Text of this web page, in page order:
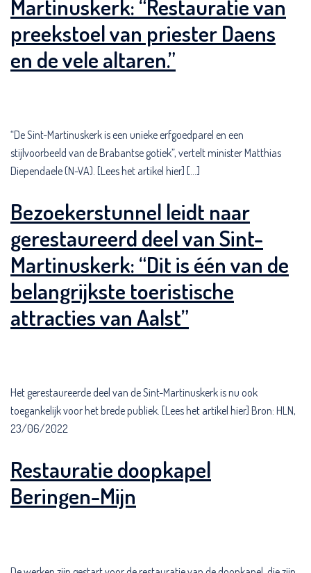
Martinuskerk: “Restauratie van
preekstoel van priester Daens
en de vele altaren.”
“De Sint-Martinuskerk is een unieke erfgoedparel en een
stijlvoorbeeld van de Brabantse gotiek”, vertelt minister Matthias
Diependaele (N-VA). [Lees het artikel hier] […]
Bezoekerstunnel leidt naar
gerestaureerd deel van Sint-
Martinuskerk: “Dit is één van de
belangrijkste toeristische
attracties van Aalst”
Het gerestaureerde deel van de Sint-Martinuskerk is nu ook
toegankelijk voor het brede publiek. [Lees het artikel hier] Bron: HLN,
23/06/2022
Restauratie doopkapel
Beringen-Mijn